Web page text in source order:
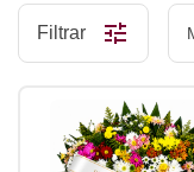
Filtrar